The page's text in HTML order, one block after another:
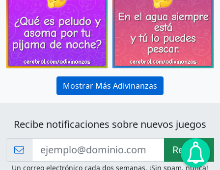
Mostrar Más Adivinanzas
Recibe notificaciones sobre nuevos juegos
Recibir!
Un correo electrónico cada dos semanas. ¡Sin spam, nunca!